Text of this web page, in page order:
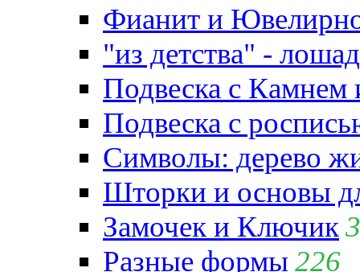
Фианит и
"из детства" -
Подвеска с
Подвеска с
Символы: дерево
Шторки и основы
Замочек и Ключик
Разные формы 226